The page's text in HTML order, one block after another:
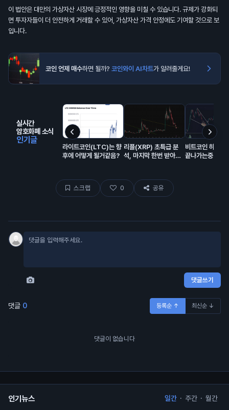
이 법안은 대만의 가상자산 시장에 긍정적인 영향을 미칠 수 있습니다. 규제가 강화되
면 투자자들이 더 안전하게 거래할 수 있어, 가상자산 가격 안정에도 기여할 것으로 보
입니다.
코인 언제 매수하면 될까? 코인와이 AI차트가 알려줄게요!
실시간
암호화폐 소식
인기글
라이트코인(LTC)는 향
후에 어떻게 될거같음?
리플(XRP) 초특급 분
석, 마지막 한번 받아볼
비트코인 하방
끝나가는중..
스크랩 0 공유
댓글쓰기
댓글 0 등록순 ↑ 최신순 ↓
댓글이 없습니다
인기뉴스 일간 · 주간 · 월간